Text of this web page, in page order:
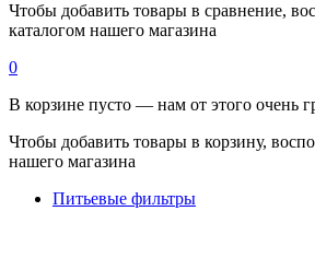
Чтобы добавить товары в сравнение,
каталогом нашего магазина
0
В корзине пусто — нам от этого очень
Чтобы добавить товары в корзину,
нашего магазина
Питьевые фильтры